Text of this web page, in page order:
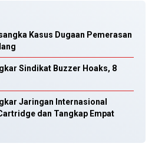
Kasus Dugaan Pemerasan
Sindikat Buzzer Hoaks, 8
Jaringan Internasional
dan Tangkap Empat